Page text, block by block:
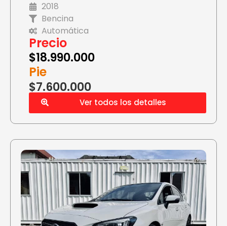
2018
Bencina
Automática
Precio
$18.990.000
Pie
$7.600.000
Ver todos los detalles